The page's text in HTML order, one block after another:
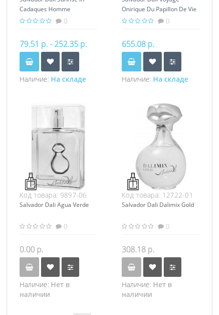
Cadaques Homme
0
79.51 р. - 252.35 р.
Наличие: На складе
Onirique Du Papillon De Vie
0
655.08 р.
Наличие: На складе
Код товара: 9897-06
Salvador Dali Agua Verde
0
0.00 р.
Наличие: Нет в
наличии
Код товара: 12722-01
Salvador Dali Dalimix Gold
0
308.18 р.
Наличие: Нет в
наличии